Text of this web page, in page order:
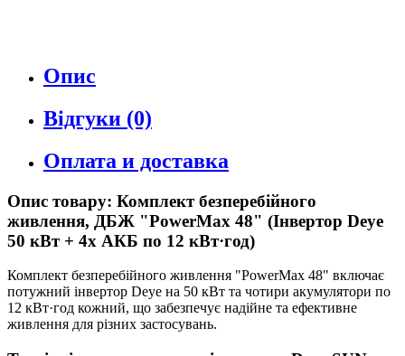
Опис
Відгуки (0)
Оплата и доставка
Опис товару: Комплект безперебійного
живлення, ДБЖ "PowerMax 48" (Інвертор Deye
50 кВт + 4x АКБ по 12 кВт·год)
Комплект безперебійного живлення "PowerMax 48" включає
потужний інвертор Deye на 50 кВт та чотири акумулятори по
12 кВт·год кожний, що забезпечує надійне та ефективне
живлення для різних застосувань.